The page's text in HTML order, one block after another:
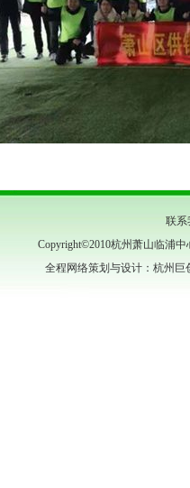
联系
Copyright©2010杭州萧山临浦
全程网络策划与设计：杭州